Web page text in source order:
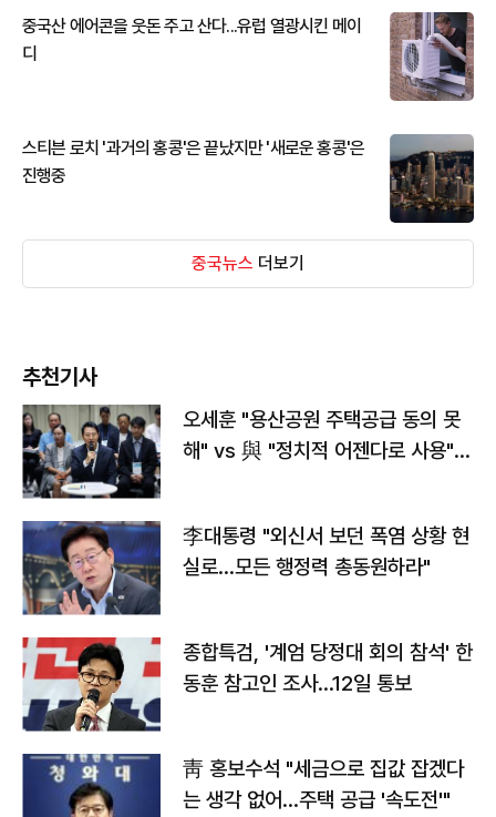
중국산 에어콘을 웃돈 주고 산다...유럽 열광시킨 메이
디
스티븐 로치 '과거의 홍콩'은 끝났지만 '새로운 홍콩'은
진행중
중국뉴스 더보기
추천기사
오세훈 "용산공원 주택공급 동의 못
해" vs 與 "정치적 어젠다로 사용"
李대통령 "외신서 보던 폭염 상황 현
실로…모든 행정력 총동원하라"
종합특검, '계엄 당정대 회의 참석' 한
동훈 참고인 조사...12일 통보
靑 홍보수석 "세금으로 집값 잡겠다
는 생각 없어…주택 공급 '속도전'"